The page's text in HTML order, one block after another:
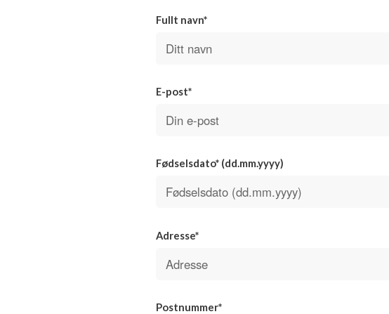
Fullt navn*
E-post*
Fødselsdato* (dd.mm.yyyy)
Adresse*
Postnummer*